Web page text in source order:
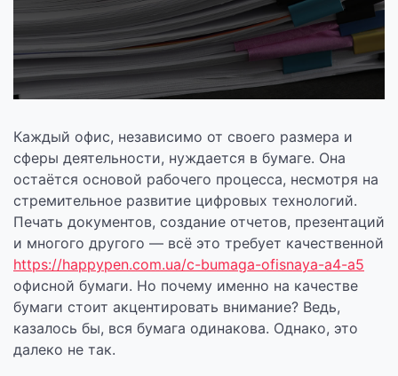
Каждый офис, независимо от своего размера и
сферы деятельности, нуждается в бумаге. Она
остаётся основой рабочего процесса, несмотря на
стремительное развитие цифровых технологий.
Печать документов, создание отчетов, презентаций
и многого другого — всё это требует качественной
https://happypen.com.ua/c-bumaga-ofisnaya-a4-a5
офисной бумаги. Но почему именно на качестве
бумаги стоит акцентировать внимание? Ведь,
казалось бы, вся бумага одинакова. Однако, это
далеко не так.